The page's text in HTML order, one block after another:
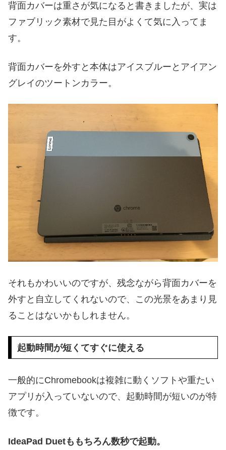
背面カバーは重さが気になると書きましたが、実は
ファブリック素材で見た目がよくて気に入ってま
す。
背面カバーを外すと本体はアイスブルーとアイアン
グレイのツートンカラー。
それもかわいいのですが、残念ながら背面カバーを
外すと自立してくれないので、この光景をあまり見
ることはないかもしれません。
起動時間が短くてすぐに使える
一般的にChromebookは複雑に動くソフトや重たい
アプリが入っていないので、起動時間が短いのが特
徴です。
IdeaPad Duetももちろん数秒で起動。